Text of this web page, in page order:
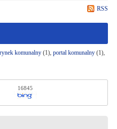
RSS
rynek komunalny(1), portal komunalny(1),
16845